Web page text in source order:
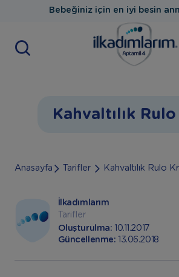
Bebeğiniz için en iyi besin
Kahvaltılık
Anasayfa Tarifler Kahvaltılık Rulo
İlkadımlarım
Tarifler
Oluşturulma:
10.11.2017
Güncellenme:
13.06.2018